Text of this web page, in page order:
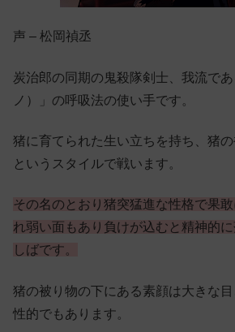
声 – 松岡禎丞
炭治郎の同期の鬼殺隊剣士、我流で
ノ）」の呼吸法の使い手です。
猪に育てられた生い立ちを持ち、猪
というスタイルで戦います。
その名のとおり猪突猛進な性格で果
れ弱い面もあり負けが込むと精神的
しばです。
猪の被り物の下にある素顔は大きな
性的でもあります。